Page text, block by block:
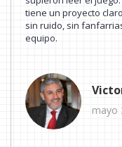
tiene un proyecto
sin ruido, sin
equipo.
mayo